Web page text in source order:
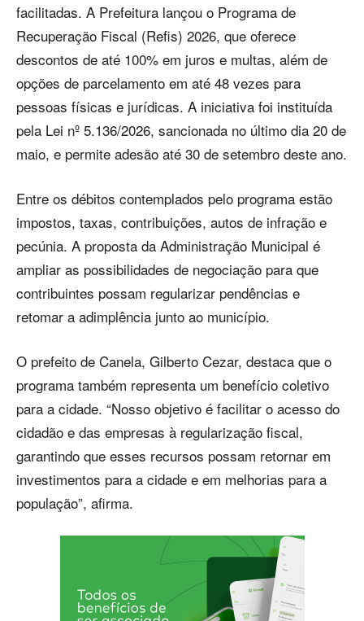
facilitadas. A Prefeitura lançou o Programa de
Recuperação Fiscal (Refis) 2026, que oferece
descontos de até 100% em juros e multas, além de
opções de parcelamento em até 48 vezes para
pessoas físicas e jurídicas. A iniciativa foi instituída
pela Lei nº 5.136/2026, sancionada no último dia 20 de
maio, e permite adesão até 30 de setembro deste ano.
Entre os débitos contemplados pelo programa estão
impostos, taxas, contribuições, autos de infração e
pecúnia. A proposta da Administração Municipal é
ampliar as possibilidades de negociação para que
contribuintes possam regularizar pendências e
retomar a adimplência junto ao município.
O prefeito de Canela, Gilberto Cezar, destaca que o
programa também representa um benefício coletivo
para a cidade. “Nosso objetivo é facilitar o acesso do
cidadão e das empresas à regularização fiscal,
garantindo que esses recursos possam retornar em
investimentos para a cidade e em melhorias para a
população”, afirma.